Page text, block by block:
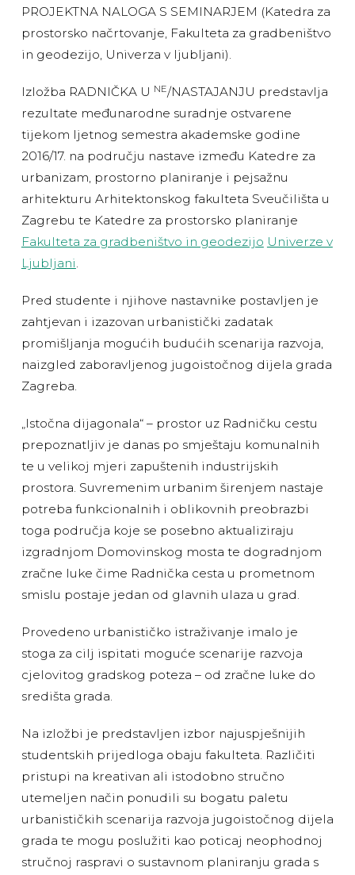
PROJEKTNA NALOGA S SEMINARJEM (Katedra za
prostorsko načrtovanje, Fakulteta za gradbeništvo
in geodezijo, Univerza v ljubljani).
Izložba RADNIČKA U NE/NASTAJANJU predstavlja
rezultate međunarodne suradnje ostvarene
tijekom ljetnog semestra akademske godine
2016/17. na području nastave između Katedre za
urbanizam, prostorno planiranje i pejsažnu
arhitekturu Arhitektonskog fakulteta Sveučilišta u
Zagrebu te Katedre za prostorsko planiranje
Fakulteta za gradbeništvo in geodezijo Univerze v
Ljubljani.
Pred studente i njihove nastavnike postavljen je
zahtjevan i izazovan urbanistički zadatak
promišljanja mogućih budućih scenarija razvoja,
naizgled zaboravljenog jugoistočnog dijela grada
Zagreba.
„Istočna dijagonala“ – prostor uz Radničku cestu
prepoznatljiv je danas po smještaju komunalnih
te u velikoj mjeri zapuštenih industrijskih
prostora. Suvremenim urbanim širenjem nastaje
potreba funkcionalnih i oblikovnih preobrazbi
toga područja koje se posebno aktualiziraju
izgradnjom Domovinskog mosta te dogradnjom
zračne luke čime Radnička cesta u prometnom
smislu postaje jedan od glavnih ulaza u grad.
Provedeno urbanističko istraživanje imalo je
stoga za cilj ispitati moguće scenarije razvoja
cjelovitog gradskog poteza – od zračne luke do
središta grada.
Na izložbi je predstavljen izbor najuspješnijih
studentskih prijedloga obaju fakulteta. Različiti
pristupi na kreativan ali istodobno stručno
utemeljen način ponudili su bogatu paletu
urbanističkih scenarija razvoja jugoistočnog dijela
grada te mogu poslužiti kao poticaj neophodnoj
stručnoj raspravi o sustavnom planiranju grada s